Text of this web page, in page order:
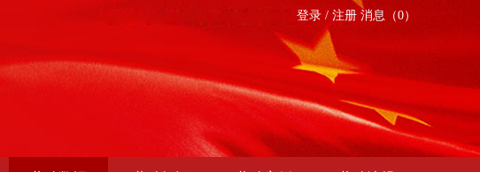
登录 / 注册 消息（0）